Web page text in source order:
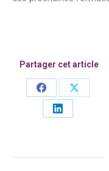
Partager cet article
Share
Share
Share